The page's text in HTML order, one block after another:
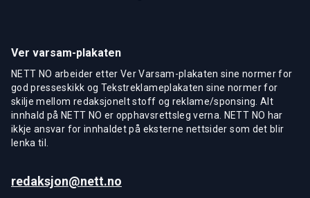
Ver varsam-plakaten
NETT NO arbeider etter Ver Varsam-plakaten sine normer for
god presseskikk og Tekstreklameplakaten sine normer for
skilje mellom redaksjonelt stoff og reklame/sponsing. Alt
innhald på NETT NO er opphavsrettsleg verna. NETT NO har
ikkje ansvar for innhaldet på eksterne nettsider som det blir
lenka til.
redaksjon@nett.no